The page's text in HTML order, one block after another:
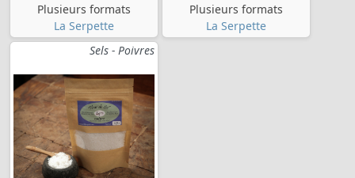
Plusieurs formats
La Serpette
Plusieurs formats
La Serpette
Sels - Poivres